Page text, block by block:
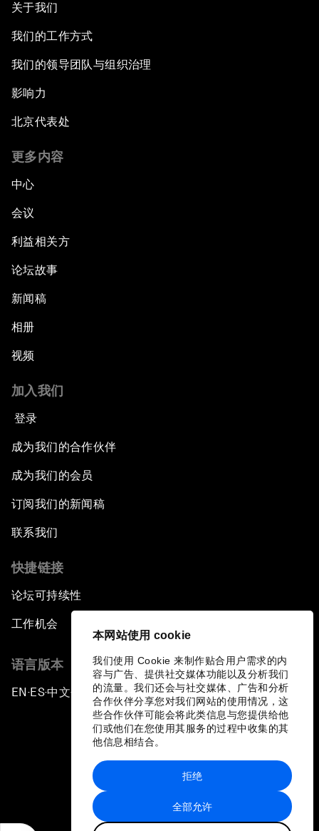
本网站使用 cookie
我们使用 Cookie 来制作贴合用户需求的内
容与广告、提供社交媒体功能以及分析我们
的流量。我们还会与社交媒体、广告和分析
合作伙伴分享您对我们网站的使用情况，这
些合作伙伴可能会将此类信息与您提供给他
们或他们在您使用其服务的过程中收集的其
他信息相结合。
全部允许
拒绝
关于我们
我们的工作方式
我们的领导团队与组织治理
影响力
北京代表处
更多内容
中心
会议
利益相关方
论坛故事
新闻稿
相册
视频
加入我们
登录
成为我们的合作伙伴
成为我们的会员
订阅我们的新闻稿
联系我们
快捷链接
论坛可持续性
工作机会
语言版本
EN ▪ ES▪中文▪ 日本語
站点地图